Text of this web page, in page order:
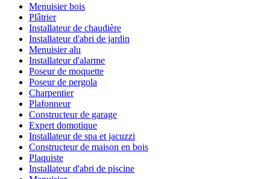
Menuisier bois
Plâtrier
Installateur de chaudière
Installateur d'abri de jardin
Menuisier alu
Installateur d'alarme
Poseur de moquette
Poseur de pergola
Charpentier
Plafonneur
Constructeur de garage
Expert domotique
Installateur de spa et jacuzzi
Constructeur de maison en bois
Plaquiste
Installateur d'abri de piscine